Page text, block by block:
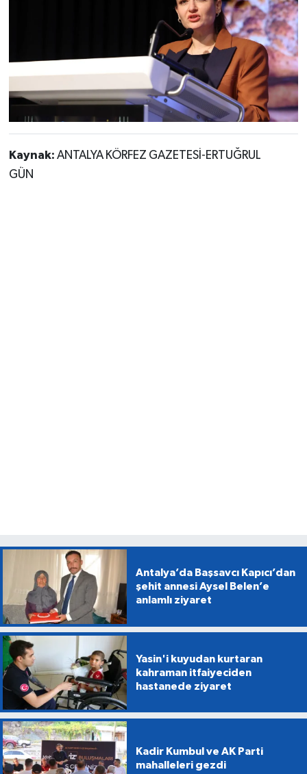
Kaynak: ANTALYA KÖRFEZ GAZETESİ-ERTUĞRUL
GÜN
Antalya’da Başsavcı Kapıcı’dan
şehit annesi Aysel Belen’e
anlamlı ziyaret
Yasin'i kuyudan kurtaran
kahraman itfaiyeciden
hastanede ziyaret
Kadir Kumbul ve AK Parti
mahalleleri gezdi